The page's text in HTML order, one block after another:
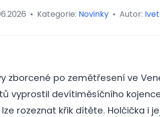
• Kategorie: Novinky • Autor:
zborcené po zemětřesení ve
vyprostil devítiměsíčního
rozeznat křik dítěte. Holčička i